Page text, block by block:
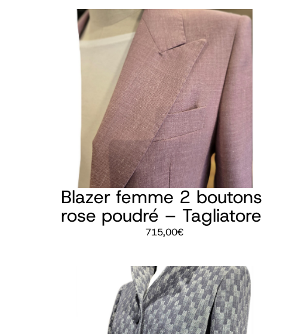
Blazer femme 2 boutons
rose poudré – Tagliatore
715,00€